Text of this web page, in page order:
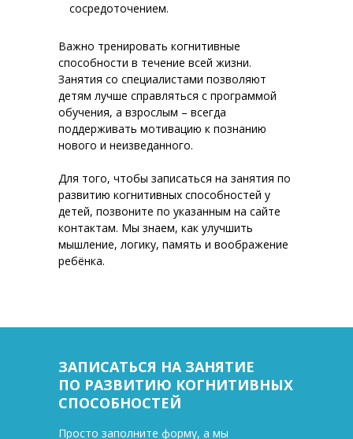
сосредоточением.
Важно тренировать когнитивные
способности в течение всей жизни.
Занятия со специалистами позволяют
детям лучше справляться с программой
обучения, а взрослым – всегда
поддерживать мотивацию к познанию
нового и неизведанного.
Для того, чтобы записаться на занятия по
развитию когнитивных способностей у
детей, позвоните по указанным на сайте
контактам. Мы знаем, как улучшить
мышление, логику, память и воображение
ребёнка.
ЗАПИСАТЬСЯ НА ЗАНЯТИЕ
ПО РАЗВИТИЮ КОГНИТИВНЫХ
СПОСОБНОСТЕЙ
Просто заполните форму, а мы